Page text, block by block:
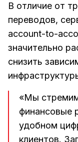
В отличие от
переводов,
account-to-
значительно
снизить
«Мы
финансовые
удобном
клиентов.